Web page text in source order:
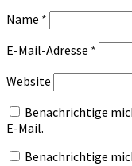
Name *
E-Mail-Adresse *
Website
Benachrichtige
E-Mail.
Benachrichtige